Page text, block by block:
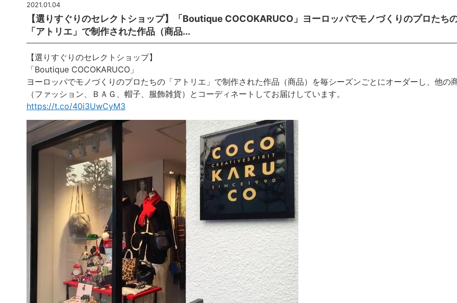
2021.01.04
【選りすぐりのセレクトショップ】「Boutique COCOKARUCO」ヨーロッパでモノづくりのプロたち
「アトリエ」で制作された作品（商品...
【選りすぐりのセレクトショップ】
「Boutique COCOKARUCO」
ヨーロッパでモノづくりのプロたちの「アトリエ」で制作された作品（商品）を毎シーズンごとにオーダーし、他の
（ファッション、ＢＡＧ、帽子、服飾雑貨）とコーディネートしてお届けしています。
https://t.co/40i3UwCyM3